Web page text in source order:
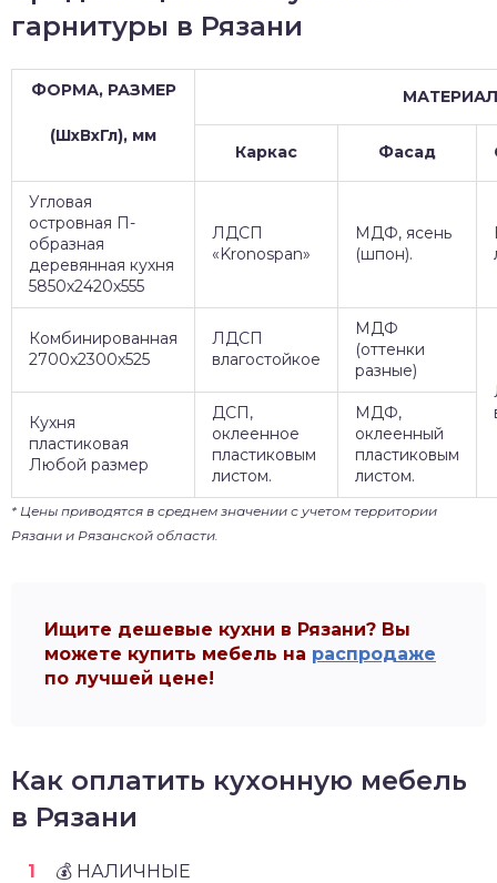
гарнитуры в Рязани
ФОРМА, РАЗМЕР
(ШхВхГл), мм
Каркас Фасад
Угловая
островная П-
образная
деревянная кухня
5850х2420х555
ЛДСП
«Kronospan»
МДФ, ясень
(шпон).
Комбинированная
2700х2300х525
ЛДСП
влагостойкое
МДФ
(оттенки
разные)
Кухня
пластиковая
Любой размер
ДСП,
оклеенное
пластиковым
листом.
МДФ,
оклеенный
пластиковым
листом.
* Цены приводятся в среднем значении с учетом территории
Рязани и Рязанской области.
Ищите дешевые кухни в Рязани? Вы
можете купить мебель на распродаже
по лучшей цене!
Как оплатить кухонную мебель
в Рязани
💰 НАЛИЧНЫЕ